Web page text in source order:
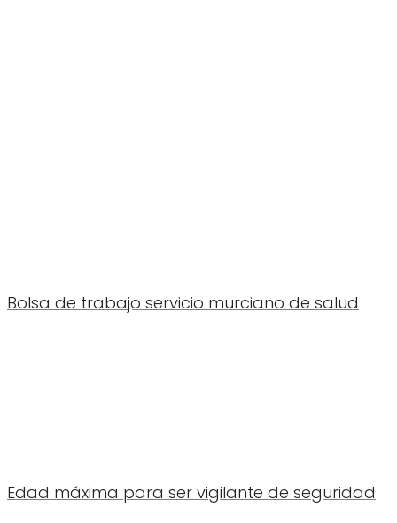
Bolsa de trabajo servicio murciano de salud
Edad máxima para ser vigilante de seguridad